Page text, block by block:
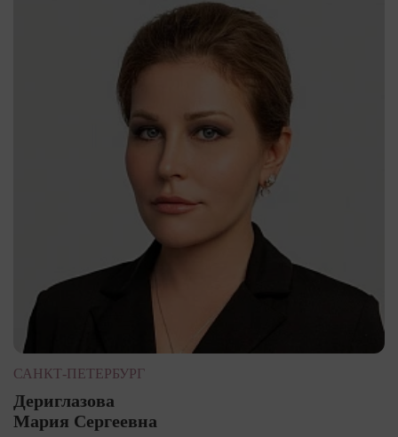
САНКТ-ПЕТЕРБУРГ
Дериглазова
Мария Сергеевна